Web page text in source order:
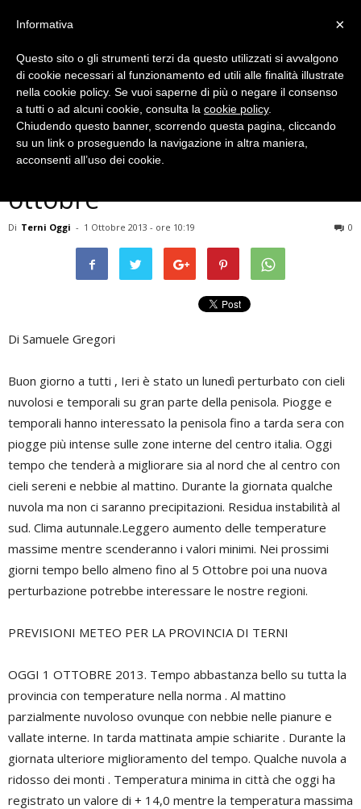
Meteo
Terni previsioni meteo del 1
ottobre
Di Terni Oggi - 1 Ottobre 2013 - ore 10:19 0
Di Samuele Gregori
Buon giorno a tutti , Ieri è stato un lunedì perturbato con cieli
nuvolosi e temporali su gran parte della penisola. Piogge e
temporali hanno interessato la penisola fino a tarda sera con
piogge più intense sulle zone interne del centro italia. Oggi
tempo che tenderà a migliorare sia al nord che al centro con
cieli sereni e nebbie al mattino. Durante la giornata qualche
nuvola ma non ci saranno precipitazioni. Residua instabilità al
sud. Clima autunnale.Leggero aumento delle temperature
massime mentre scenderanno i valori minimi. Nei prossimi
giorni tempo bello almeno fino al 5 Ottobre poi una nuova
perturbazione potrebbe interessare le nostre regioni.
PREVISIONI METEO PER LA PROVINCIA DI TERNI
OGGI 1 OTTOBRE 2013. Tempo abbastanza bello su tutta la
provincia con temperature nella norma . Al mattino
parzialmente nuvoloso ovunque con nebbie nelle pianure e
vallate interne. In tarda mattinata ampie schiarite . Durante la
giornata ulteriore miglioramento del tempo. Qualche nuvola a
ridosso dei monti . Temperatura minima in città che oggi ha
registrato un valore di + 14,0 mentre la temperatura massima
×
Informativa
Questo sito o gli strumenti terzi da questo utilizzati si avvalgono
di cookie necessari al funzionamento ed utili alle finalità illustrate
nella cookie policy. Se vuoi saperne di più o negare il consenso
a tutti o ad alcuni cookie, consulta la cookie policy.
Chiudendo questo banner, scorrendo questa pagina, cliccando
su un link o proseguendo la navigazione in altra maniera,
acconsenti all’uso dei cookie.